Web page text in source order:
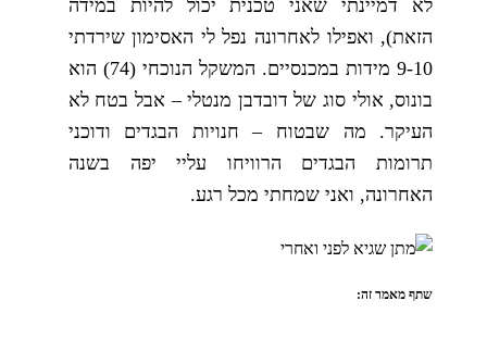
לא דמיינתי שאני טכנית יכול להיות במידה
הזאת), ואפילו לאחרונה נפל לי האסימון שירדתי
9-10 מידות במכנסיים. המשקל הנוכחי (74) הוא
בונוס, אולי סוג של דובדבן מנטלי – אבל בטח לא
העיקר. מה שבטוח – חנויות הבגדים ודוכני
תרומות הבגדים הרוויחו עליי יפה בשנה
האחרונה, ואני שמחתי מכל רגע.
שתף מאמר זה: